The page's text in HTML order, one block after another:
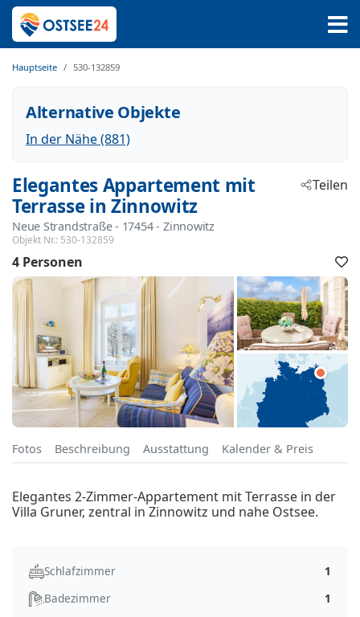
Hauptseite 530-132859
Alternative Objekte
In der Nähe (881)
Elegantes Appartement mit
Terrasse in Zinnowitz
Neue Strandstraße - 17454 - Zinnowitz
Objekt Nr.: 530-132859
Teilen
4 Personen
Fotos Beschreibung Ausstattung Kalender & Preis
Elegantes 2-Zimmer-Appartement mit Terrasse in der
Villa Gruner, zentral in Zinnowitz und nahe Ostsee.
Schlafzimmer
1
Badezimmer
1